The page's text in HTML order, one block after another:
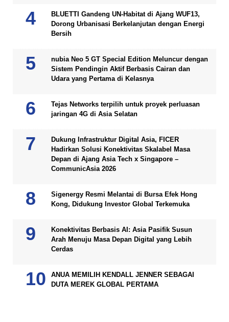
BLUETTI Gandeng UN-Habitat di Ajang WUF13,
Dorong Urbanisasi Berkelanjutan dengan Energi
Bersih
nubia Neo 5 GT Special Edition Meluncur dengan
Sistem Pendingin Aktif Berbasis Cairan dan
Udara yang Pertama di Kelasnya
Tejas Networks terpilih untuk proyek perluasan
jaringan 4G di Asia Selatan
Dukung Infrastruktur Digital Asia, FICER
Hadirkan Solusi Konektivitas Skalabel Masa
Depan di Ajang Asia Tech x Singapore –
CommunicAsia 2026
Sigenergy Resmi Melantai di Bursa Efek Hong
Kong, Didukung Investor Global Terkemuka
Konektivitas Berbasis AI: Asia Pasifik Susun
Arah Menuju Masa Depan Digital yang Lebih
Cerdas
ANUA MEMILIH KENDALL JENNER SEBAGAI
DUTA MEREK GLOBAL PERTAMA